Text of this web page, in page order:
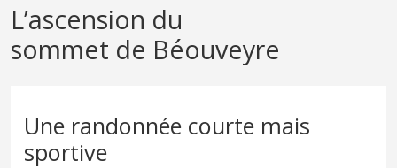
L’ascension du
sommet de Béouveyre
Une randonnée courte mais
sportive